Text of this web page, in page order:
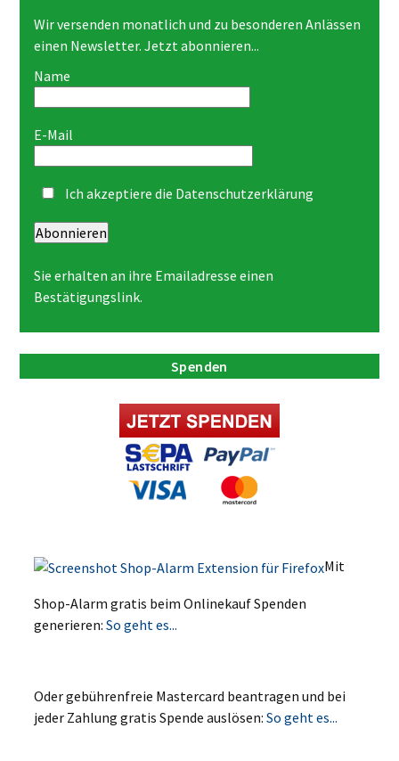
Wir versenden monatlich und zu besonderen Anlässen
einen Newsletter. Jetzt abonnieren...
Name
E-Mail
Ich akzeptiere die Datenschutzerklärung
Abonnieren
Sie erhalten an ihre Emailadresse einen
Bestätigungslink.
Spenden
Mit
Shop-Alarm gratis beim Onlinekauf Spenden
generieren:So geht es...
Oder gebührenfreie Mastercard beantragen und bei
jeder Zahlung gratis Spende auslösen:So geht es...